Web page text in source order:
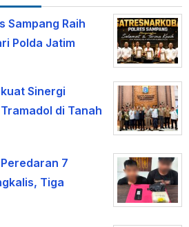
Sampang Raih
Polda Jatim
Sinergi
di Tanah
7
Tiga